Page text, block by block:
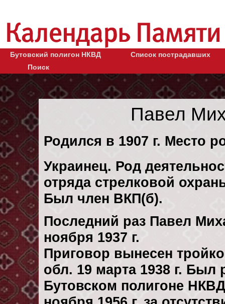
Бутовский полигон НКВД
Список пострадавших
Поиск
Павел
Родился в 1907 г. Место
Украинец. Род
отряда стрелковой
Был член ВКП(б).
Последний раз Павел
ноября 1937 г.
Приговор вынесен
обл. 19 марта 1938 г. Был
Бутовском полигоне